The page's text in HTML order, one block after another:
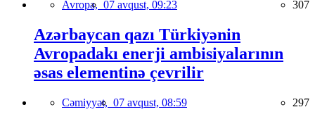
Avropa, 07 avqust, 09:23 307
Azərbaycan qazı Türkiyənin
Avropadakı enerji ambisiyalarının
əsas elementinə çevrilir
Cəmiyyət, 07 avqust, 08:59 297